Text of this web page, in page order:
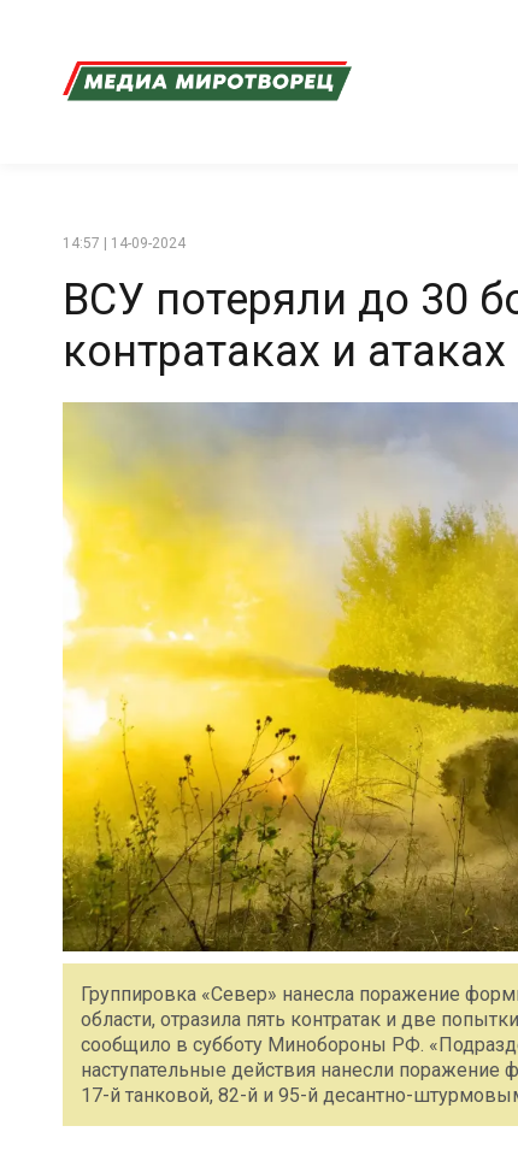
14:57 | 14-09-2024
ВСУ потеряли до 30
контратаках и
Группировка «Север» нанесла поражение
области, отразила пять контратак и две
сообщило в субботу Минобороны РФ.
наступательные действия нанесли
17-й танковой, 82-й и 95-й десантно-